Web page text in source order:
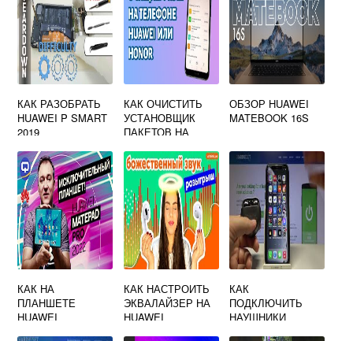
КАК РАЗОБРАТЬ
HUAWEI P SMART
2019
КАК ОЧИСТИТЬ
УСТАНОВЩИК
ПАКЕТОВ НА
ОБЗОР HUAWEI
MATEBOOK 16S
КАК НА
ПЛАНШЕТЕ
HUAWEI
КАК НАСТРОИТЬ
ЭКВАЛАЙЗЕР НА
HUAWEI
КАК
ПОДКЛЮЧИТЬ
НАУШНИКИ